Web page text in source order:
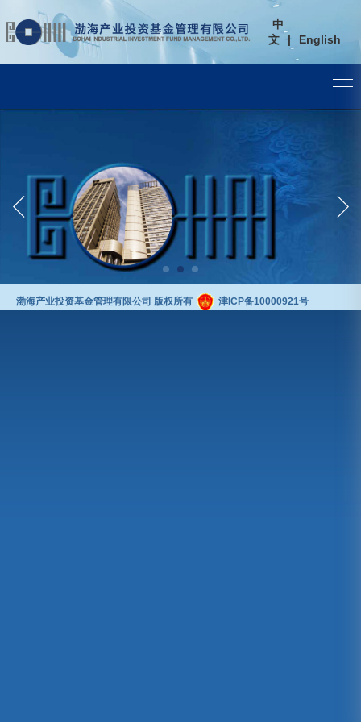
中
文
| English
渤海产业投资基金管理有限公司 版权所有 津ICP备10000921号